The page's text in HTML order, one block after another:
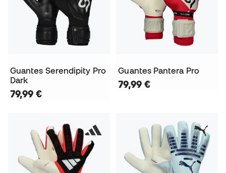
Guantes Serendipity Pro
Dark
79,99 €
Guantes Pantera Pro
79,99 €